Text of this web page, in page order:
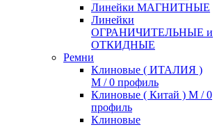
Линейки МАГНИТНЫЕ
Линейки
ОГРАНИЧИТЕЛЬНЫЕ и
ОТКИДНЫЕ
Ремни
Клиновые ( ИТАЛИЯ )
М / 0 профиль
Клиновые ( Китай ) М / 0
профиль
Клиновые